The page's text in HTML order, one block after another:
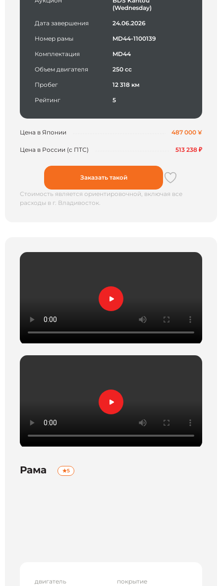
(Wednesday)
Дата завершения 24.06.2026
Номер рамы MD44-1100139
Комплектация MD44
Объем двигателя 250 сс
Пробег 12 318 км
Рейтинг 5
Цена в Японии 487 000 ¥
Цена в России (с ПТС) 513 238 ₽
Стоимость является ориентировочной, включая все
расходы в г. Владивосток.
Заказать такой
Рама 5
двигатель
покрытие